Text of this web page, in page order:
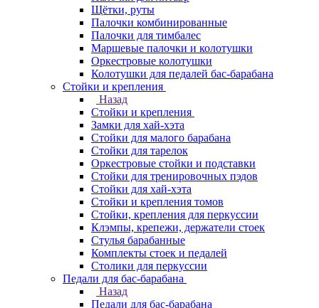
Щётки, руты
Палочки комбинированные
Палочки для тимбалес
Маршевые палочки и колотушки
Оркестровые колотушки
Колотушки для педалей бас-барабана
Стойки и крепления
Назад
Стойки и крепления
Замки для хай-хэта
Стойки для малого барабана
Стойки для тарелок
Оркестровые стойки и подставки
Стойки для тренировочных пэдов
Стойки для хай-хэта
Стойки и крепления томов
Стойки, крепления для перкуссии
Клэмпы, крепежи, держатели стоек
Стулья барабанные
Комплекты стоек и педалей
Столики для перкуссии
Педали для бас-барабана
Назад
Педали для бас-барабана